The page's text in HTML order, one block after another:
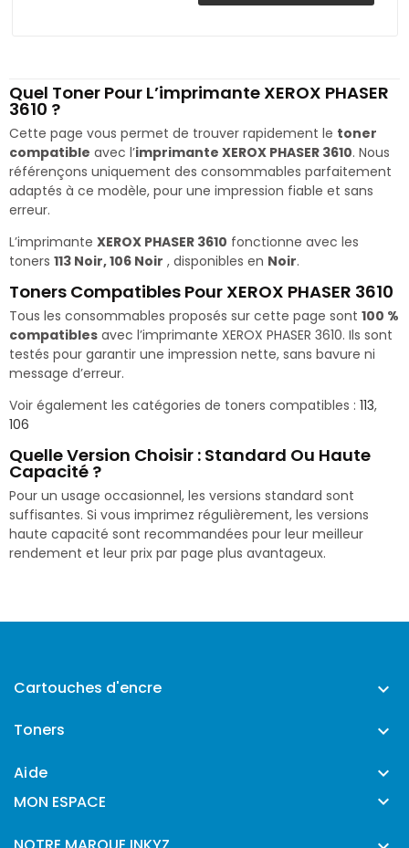
Quel Toner Pour L’imprimante XEROX PHASER
3610 ?
Cette page vous permet de trouver rapidement le toner
compatible avec l’imprimante XEROX PHASER 3610. Nous
référençons uniquement des consommables parfaitement
adaptés à ce modèle, pour une impression fiable et sans
erreur.
L’imprimante XEROX PHASER 3610 fonctionne avec les
toners 113 Noir, 106 Noir , disponibles en Noir.
Toners Compatibles Pour XEROX PHASER 3610
Tous les consommables proposés sur cette page sont 100 %
compatibles avec l’imprimante XEROX PHASER 3610. Ils sont
testés pour garantir une impression nette, sans bavure ni
message d’erreur.
Voir également les catégories de toners compatibles : 113,
106
Quelle Version Choisir : Standard Ou Haute
Capacité ?
Pour un usage occasionnel, les versions standard sont
suffisantes. Si vous imprimez régulièrement, les versions
haute capacité sont recommandées pour leur meilleur
rendement et leur prix par page plus avantageux.
Cartouches d'encre 
Toners 
Aide 
MON ESPACE 